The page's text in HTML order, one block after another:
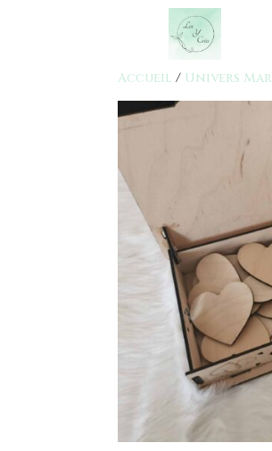
Accueil / Univers